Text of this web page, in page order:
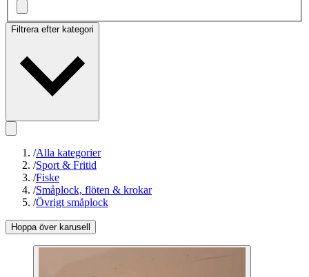
Filtrera efter kategori
/Alla kategorier
/Sport & Fritid
/Fiske
/Småplock, flöten & krokar
/Övrigt småplock
Hoppa över karusell